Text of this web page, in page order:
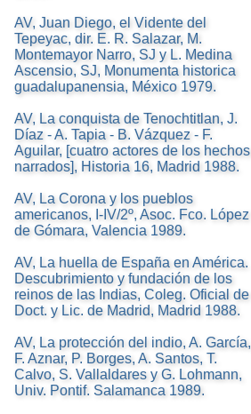
AV, Juan Diego, el Vidente del
Tepeyac, dir. E. R. Salazar, M.
Montemayor Narro, SJ y L. Medina
Ascensio, SJ, Monumenta historica
guadalupanensia, México 1979.
AV, La conquista de Tenochtitlan, J.
Díaz - A. Tapia - B. Vázquez - F.
Aguilar, [cuatro actores de los hechos
narrados], Historia 16, Madrid 1988.
AV, La Corona y los pueblos
americanos, I-IV/2º, Asoc. Fco. López
de Gómara, Valencia 1989.
AV, La huella de España en América.
Descubrimiento y fundación de los
reinos de las Indias, Coleg. Oficial de
Doct. y Lic. de Madrid, Madrid 1988.
AV, La protección del indio, A. García,
F. Aznar, P. Borges, A. Santos, T.
Calvo, S. Vallaldares y G. Lohmann,
Univ. Pontif. Salamanca 1989.